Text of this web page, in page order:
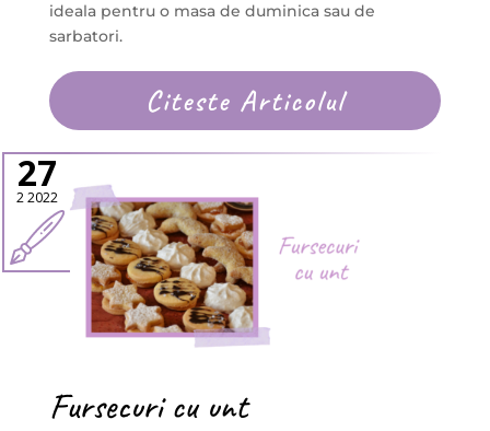
ideala pentru o masa de duminica sau de
sarbatori.
Citeste Articolul
Fursecuri cu unt
27
2 2022